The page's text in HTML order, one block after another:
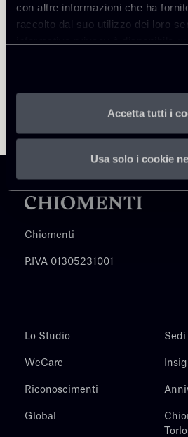
con altre informazioni che ha
raccolto dal suo utilizzo dei loro
informativa privacy è disponibile
Accetta tutti i
Usa solo i cookie
Chiomenti
P.IVA 01305231001
Lo Studio
WeCare
Riconoscimenti
Global
Sedi